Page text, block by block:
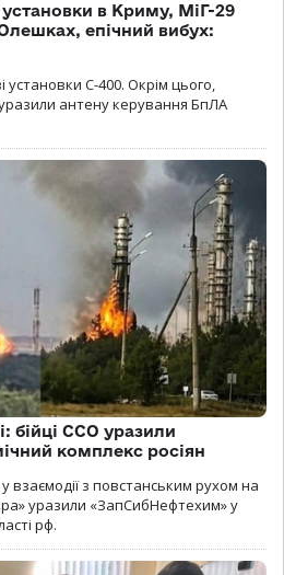
в Криму, МіГ-29
епічний вибух:
установки С-400. Окрім цього,
антену керування БпЛА
бійці ССО уразили
комплекс росіян
взаємодії з повстанським рухом на
уразили «ЗапСибНефтехим» у
рф.